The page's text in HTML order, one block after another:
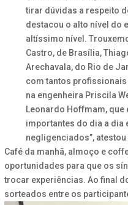
tirar dúvidas a respeito
destacou o alto nível do
altíssimo nível.
Castro, de Brasília,
Arechavala, do Rio de
com tantos
na engenheira Priscila
Leonardo Hoffmam,
importantes do dia a dia
negligenciados”, atestou
Café da manhã, almoço e
oportunidades para que os
trocar experiências. Ao final
sorteados entre os